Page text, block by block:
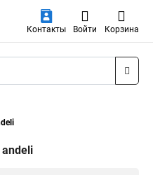
Контакты Войти Корзина